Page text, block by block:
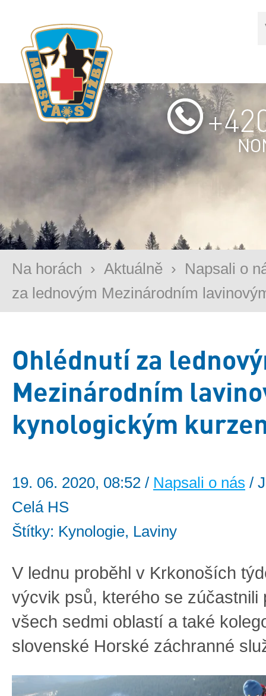
Na horách › Aktuálně › Napsali o
za lednovým Mezinárodním
Ohlédnutí za
Mezinárodním
kynologickým
19. 06. 2020, 08:52 / Napsali o nás /
Celá HS
Štítky: Kynologie, Laviny
V lednu proběhl v Krkonoších
výcvik psů, kterého se zúčastnili
všech sedmi oblastí a také
slovenské Horské záchranné